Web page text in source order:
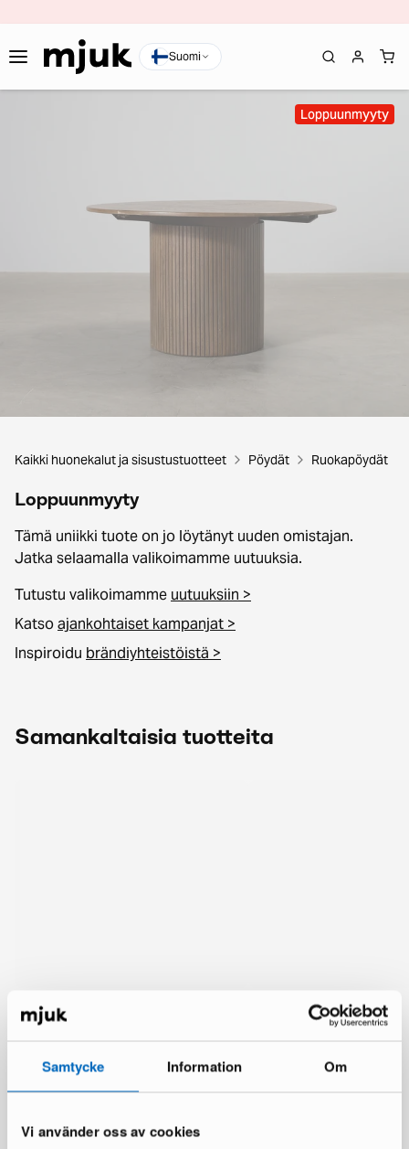
Samtycke Information Om
Vi använder oss av cookies
Suomi
Loppuunmyyty
Kaikki huonekalut ja sisustustuotteet Pöydät Ruokapöydät
Loppuunmyyty
Tämä uniikki tuote on jo löytänyt uuden omistajan.
Jatka selaamalla valikoimamme uutuuksia.
Tutustu valikoimamme uutuuksiin >
Katsoajankohtaiset kampanjat >
Inspiroidu brändiyhteistöistä >
Samankaltaisia tuotteita